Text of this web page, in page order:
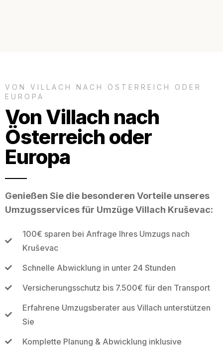
VON VILLACH NACH ÖSTERREICH ODER
EUROPA
Von Villach nach
Österreich oder
Europa
Genießen Sie die besonderen Vorteile unseres
Umzugsservices für Umzüge Villach Kruševac:
100€ sparen bei Anfrage Ihres Umzugs nach
Kruševac
Schnelle Abwicklung in unter 24 Stunden
Versicherungsschutz bis 7.500€ für den Transport
Erfahrene Umzugsberater aus Villach unterstützen
Sie
Komplette Planung & Abwicklung inklusive